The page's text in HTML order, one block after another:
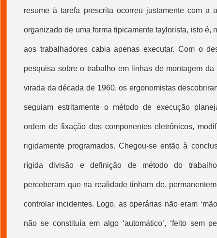
resume à tarefa prescrita ocorreu justamente com a
organizado de uma forma tipicamente taylorista, isto é,
aos trabalhadores cabia apenas executar. Com o
pesquisa sobre o trabalho em linhas de montagem
virada da década de 1960, os ergonomistas
seguiam estritamente o método de execução
ordem de fixação dos componentes eletrônicos,
rigidamente programados. Chegou-se então à
rígida divisão e definição de método do
perceberam que na realidade tinham de,
controlar incidentes. Logo, as operárias não eram
não se constituía em algo ‘automático’, ‘feito sem